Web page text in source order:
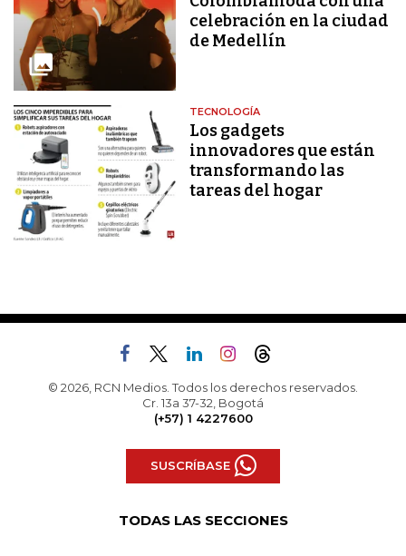
celebración en la ciudad
de Medellín
TECNOLOGÍA
Los gadgets
innovadores que están
transformando las
tareas del hogar
© 2026, RCN Medios. Todos los derechos reservados.
Cr. 13a 37-32, Bogotá
(+57) 1 4227600
SUSCRÍBASE
TODAS LAS SECCIONES